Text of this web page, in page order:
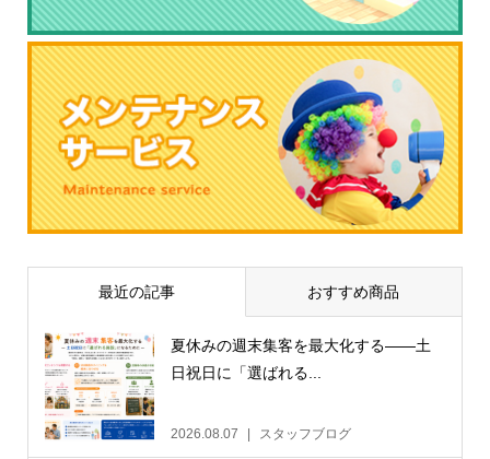
最近の記事 おすすめ商品
夏休みの週末集客を最大化する——土
日祝日に「選ばれる...
2026.08.07 スタッフブログ